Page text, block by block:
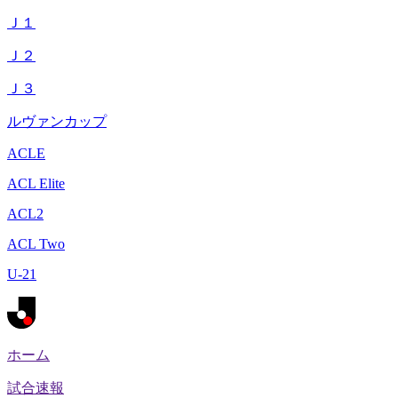
Ｊ１
Ｊ２
Ｊ３
ルヴァンカップ
ACLE
ACL Elite
ACL2
ACL Two
U-21
ホーム
試合速報